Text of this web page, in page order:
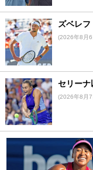
ズベレ
(2026年8月6
セリーナ
(2026年8月7